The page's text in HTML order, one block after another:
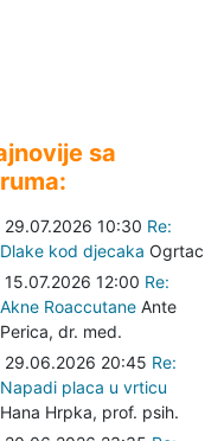
sa
29.07.2026 10:30 Re:
Dlake kod djecaka Ogrtac
15.07.2026 12:00 Re:
Akne Roaccutane Ante
Perica, dr. med.
29.06.2026 20:45 Re:
Napadi placa u vrticu
Hana Hrpka, prof. psih.